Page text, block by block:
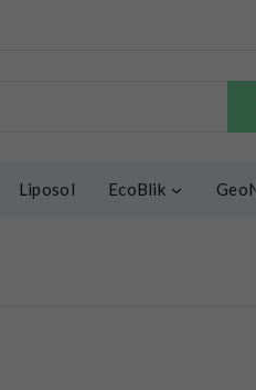
Liposol EcoBlik